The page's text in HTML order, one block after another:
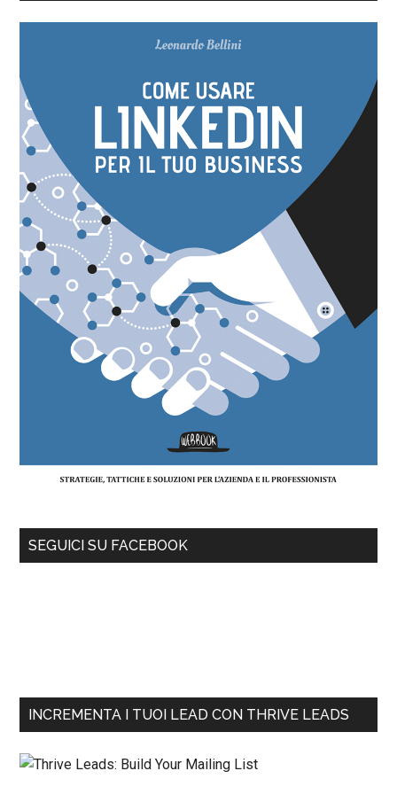
SEGUICI SU FACEBOOK
INCREMENTA I TUOI LEAD CON THRIVE LEADS